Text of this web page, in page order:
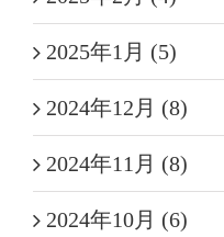
2025年1月 (5)
2024年12月 (8)
2024年11月 (8)
2024年10月 (6)